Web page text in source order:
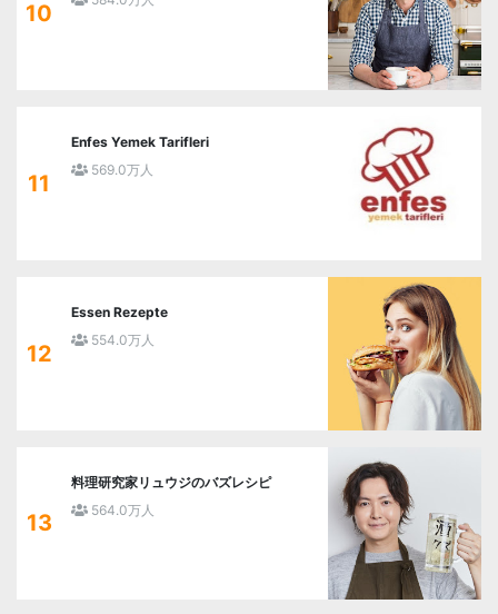
10
11
Enfes Yemek Tarifleri
569.0万人
12
Essen Rezepte
554.0万人
13
料理研究家リュウジのバズレシピ
564.0万人